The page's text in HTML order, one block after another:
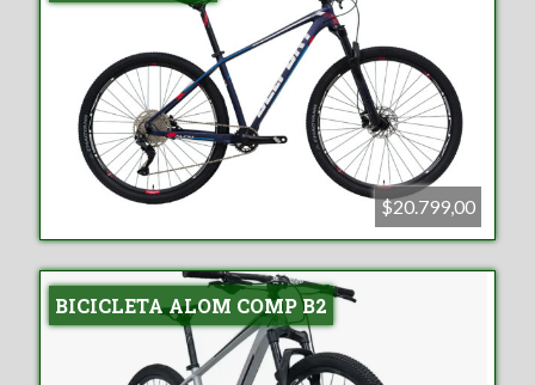
$20.799,00
BICICLETA ALOM COMP B2